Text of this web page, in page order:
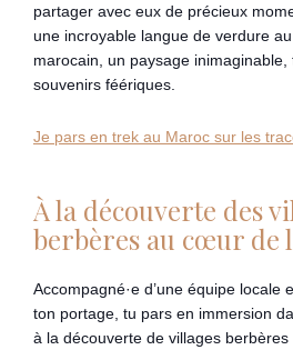
partager avec eux de précieux
une incroyable langue de verdure
marocain, un paysage inimaginable,
souvenirs féériques.
Je pars en trek au Maroc sur les
À la découverte des
berbères au cœur de
Accompagné·e d’une équipe locale
ton portage, tu pars en immersion
à la découverte de villages berbères